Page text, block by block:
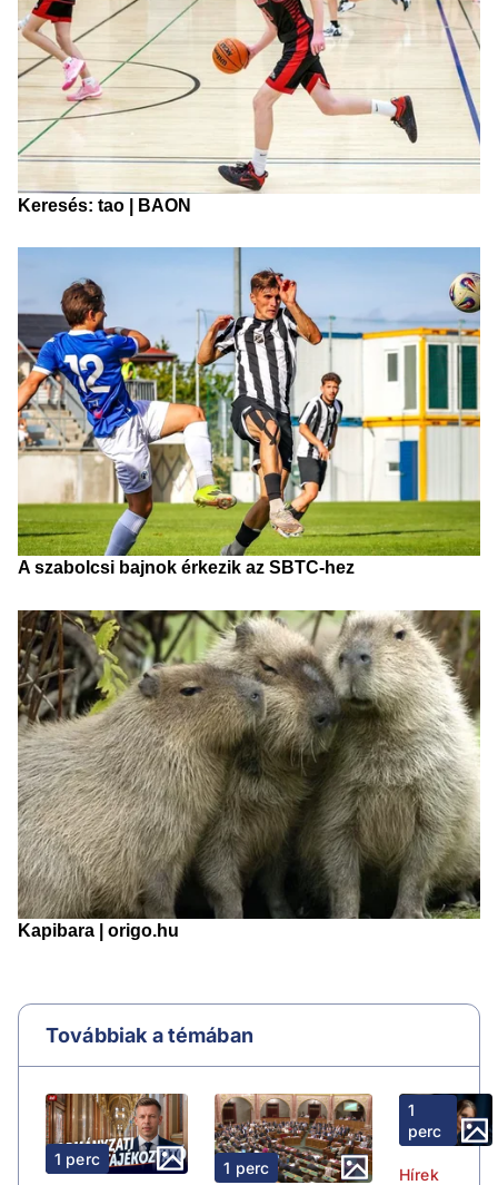
Továbbiak a témában
1 perc 1 perc
1
perc
Hírek